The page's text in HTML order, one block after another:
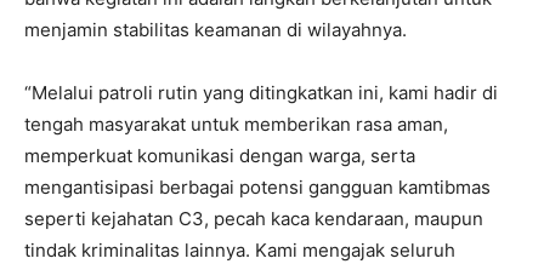
menjamin stabilitas keamanan di wilayahnya.
“Melalui patroli rutin yang ditingkatkan ini, kami hadir di
tengah masyarakat untuk memberikan rasa aman,
memperkuat komunikasi dengan warga, serta
mengantisipasi berbagai potensi gangguan kamtibmas
seperti kejahatan C3, pecah kaca kendaraan, maupun
tindak kriminalitas lainnya. Kami mengajak seluruh